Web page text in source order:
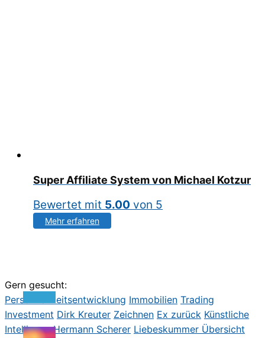
Super Affiliate System von Michael Kotzur
Bewertet mit 5.00 von 5
Mehr erfahren
Gern gesucht:
Persönlichkeitsentwicklung Immobilien Trading
Investment Dirk Kreuter Zeichnen Ex zurück Künstliche
Intelligenz Hermann Scherer Liebeskummer Übersicht